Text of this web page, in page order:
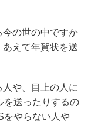
の世の中ですか
えて年賀状を送
や、目上の人に
を送ったりするの
をやらない人や